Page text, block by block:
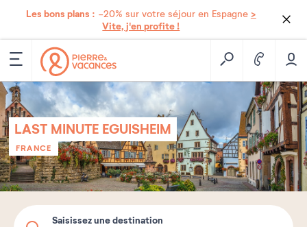
Les bons plans : -20% sur votre séjour en Espagne >
Vite, j'en profite !
LAST MINUTE EGUISHEIM
FRANCE
Saisissez une destination